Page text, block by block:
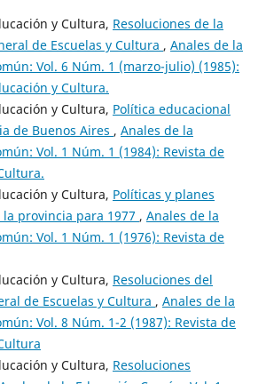
y Cultura, Resoluciones de la
de Escuelas y Cultura , Anales de la
Vol. 6 Núm. 1 (marzo-julio) (1985):
y Cultura.
y Cultura, Política educacional
de Buenos Aires , Anales de la
Vol. 1 Núm. 1 (1984): Revista de
y Cultura, Políticas y planes
provincia para 1977 , Anales de la
Vol. 1 Núm. 1 (1976): Revista de
y Cultura, Resoluciones del
de Escuelas y Cultura , Anales de la
Vol. 8 Núm. 1-2 (1987): Revista de
y Cultura, Resoluciones